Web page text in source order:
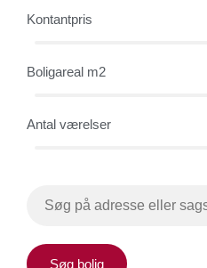
Kontantpris
Boligareal m2
Antal værelser
Søg bolig